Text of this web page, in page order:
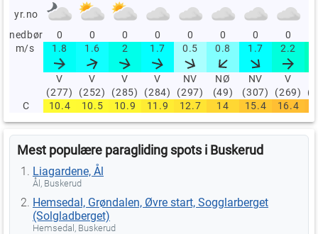
yr.no
nedbør
0 0 0 0 0 0 0 0
m/s
1.8 1.6 2 1.7 0.5 0.8 1.7 2.2
V
(277)
V
(252)
V
(285)
V
(284)
NV
(297)
NØ
(49)
NV
(307)
V
(269)
C
10.4 10.5 10.9 11.9 12.7 14 15.4 16.4
Mest populære paragliding spots i Buskerud
Liagardene, Ål
Ål, Buskerud
Hemsedal, Grøndalen, Øvre start, Sogglarberget
(Solgladberget)
Hemsedal, Buskerud